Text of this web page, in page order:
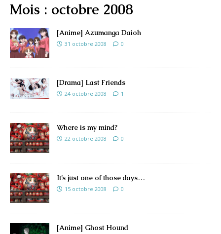
Mois : octobre 2008
[Anime] Azumanga Daioh
31 octobre 2008 0
[Drama] Last Friends
24 octobre 2008 1
Where is my mind?
22 octobre 2008 0
It’s just one of those days…
15 octobre 2008 0
[Anime] Ghost Hound